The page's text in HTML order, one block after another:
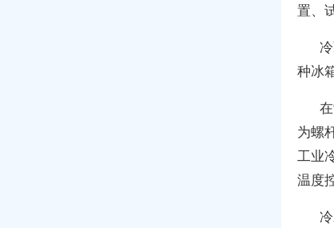
置、
种冰
为螺
工业
温度